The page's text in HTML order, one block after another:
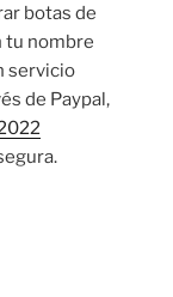
botas de
tu nombre
servicio
de Paypal,